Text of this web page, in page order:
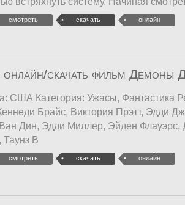
смотреть скачать онлайн
онлайн/скачать фильм Демоны
США Категория: Ужасы, Фантастика
Брайс, Виктория Прэтт, Эдди
Дин, Эдди Миллер, Эйден Флауэрс,
Таунз В
смотреть скачать онлайн